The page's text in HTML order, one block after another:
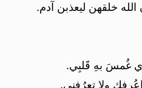
خلقهن ليعذبن آدم.
غُمسَ بهِ قََلبِي.
ولا تعرُفني.